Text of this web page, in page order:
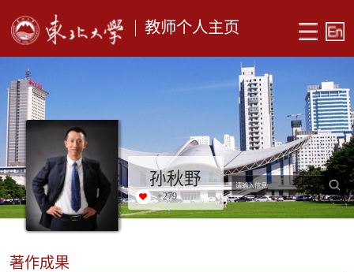
教师个人主页
孙秋野
+279
著作成果